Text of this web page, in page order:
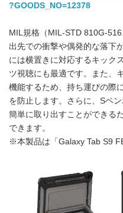
?GOODS_NO=12378
MIL規格（MIL-STD 810G-
出先での衝撃や偶発的な落下
には横置きに対応するキック
ツ視聴にも最適です。また、
機能するため、持ち運びの際
を防止します。さらに、Sペ
簡単に取り出すことができる
できます。
※本製品は「Galaxy Tab S9